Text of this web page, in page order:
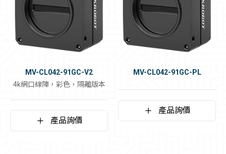
MV-CL042-91GC-V2
4k網口線陣，彩色，隔離版本
產品詢價
MV-CL042-91GC-PL
產品詢價